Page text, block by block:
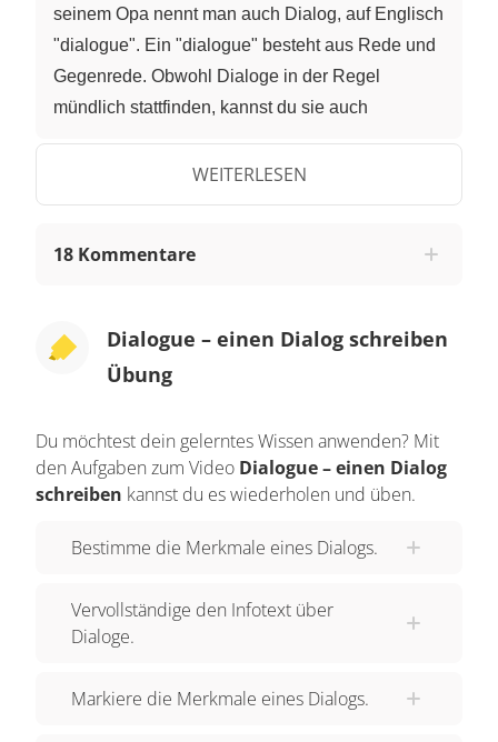
seinem Opa nennt man auch Dialog, auf Englisch
"dialogue". Ein "dialogue" besteht aus Rede und
Gegenrede. Obwohl Dialoge in der Regel
mündlich stattfinden, kannst du sie auch
Überlegungen machen: Kläre zuerst, wer die
Gesprächspartner sind. Wie interagieren sie
Dabei spielt die Beziehung, die die Personen
unterscheidet sich so zum Beispiel von einem
Gespräch zwischen zwei Fremden. Mache dir am
Gefühlen, die du im Dialog vermitteln möchtest.
Im Gespräch vom Anfang ging es beispielsweise
vielleicht auch schon einmal eine ähnliche
Gefühle wie Enttäuschung, Wut, Entschiedenheit
oder Ablehnung könnten dabei eine Rolle
auf. Den Dialog zwischen Albi und seinem Opa
WEITERLESEN
18 Kommentare
Dialogue – einen Dialog schreiben
Übung
Du möchtest dein gelerntes Wissen anwenden? Mit
den Aufgaben zum Video Dialogue – einen Dialog
schreiben kannst du es wiederholen und üben.
Bestimme die Merkmale eines Dialogs.
Vervollständige den Infotext über
Dialoge.
Markiere die Merkmale eines Dialogs.